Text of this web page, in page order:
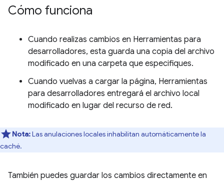
Cómo funciona
Cuando realizas cambios en Herramientas para
desarrolladores, esta guarda una copia del archivo
modificado en una carpeta que especifiques.
Cuando vuelvas a cargar la página, Herramientas
para desarrolladores entregará el archivo local
modificado en lugar del recurso de red.
Nota:Las anulaciones locales inhabilitan automáticamente la
caché.
También puedes guardar los cambios directamente en